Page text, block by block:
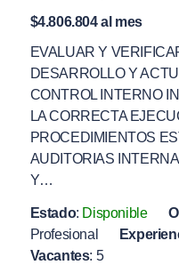
$4.806.804 al mes
EVALUAR Y
DESARROLLO Y
CONTROL INTERNO
LA CORRECTA
PROCEDIMIENTOS
AUDITORIAS
Y…
Estado: Disponible
Profesional
Vacantes: 5